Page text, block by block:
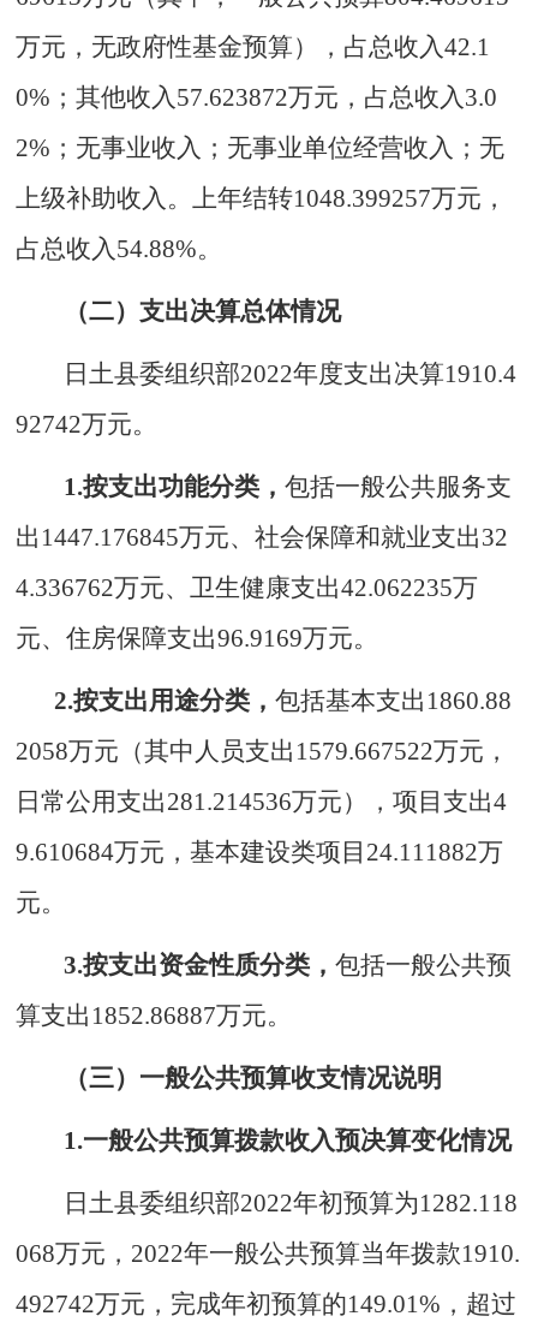
万元，无政府性基金预算），占总收入42.1
0%；其他收入57.623872万元，占总收入3.0
2%； 无事业收入；无事业单位经营收入；无
上级补助收入。上年结转1048.399257万元，
占总收入54.88%。
（二）支出决算总体情况
日土县委组织部2022年度支出决算1910.4
92742万元。
1.按支出功能分类，包括一般公共服务支
出 1447.176845万元、社会保障和就业支出32
4.336762万元、卫生健康支出42.062235万
元、住房保障支出96.9169万元。
2.按支出用途分类，包括基本支出 1860.88
2058万元（其中人员支出 1579.667522万元，
日常公用支出281.214536万元），项目支出4
9.610684万元，基本建设类项目 24.111882万
元。
3.按支出资金性质分类，包括一般公共预
算支出 1852.86887万元。
（三）一般公共预算收支情况说明
1.一般公共预算拨款收入预决算变化情况
日土县委组织部2022年初预算为1282.118
068万元，2022年一般公共预算当年拨款1910.
492742万元，完成年初预算的149.01%，超过